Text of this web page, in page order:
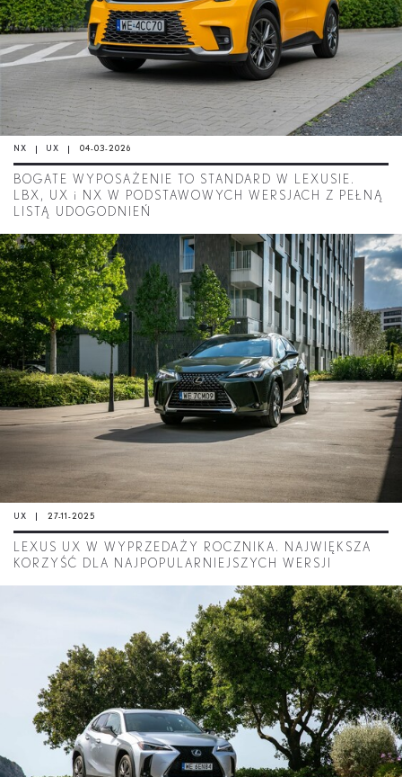
NX UX 04-03-2026
BOGATE WYPOSAŻENIE TO STANDARD W LEXUSIE.
LBX, UX i NX W PODSTAWOWYCH WERSJACH Z PEŁNĄ
LISTĄ UDOGODNIEŃ
UX 27-11-2025
LEXUS UX W WYPRZEDAŻY ROCZNIKA. NAJWIĘKSZA
KORZYŚĆ DLA NAJPOPULARNIEJSZYCH WERSJI